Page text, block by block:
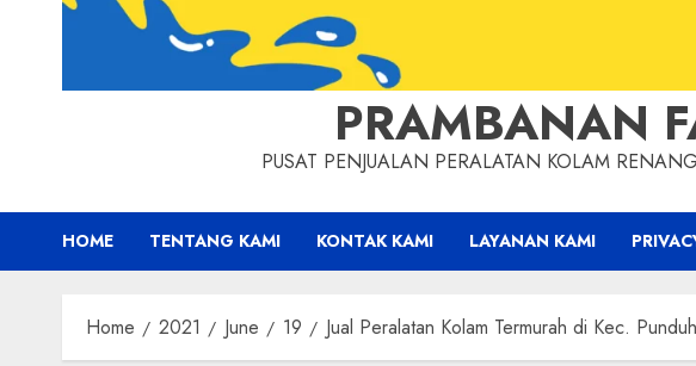
PRAMBANAN
PUSAT PENJUALAN PERALATAN KOLAM
HOME TENTANG KAMI KONTAK KAMI LAYANAN KAMI
Home 2021 June 19 Jual Peralatan Kolam Termurah di Kec.